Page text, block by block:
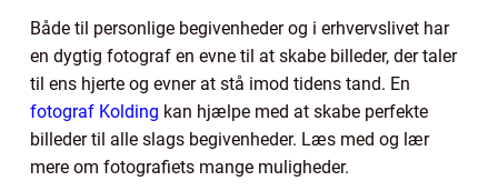
Både til personlige begivenheder og i erhvervslivet har
en dygtig fotograf en evne til at skabe billeder, der taler
til ens hjerte og evner at stå imod tidens tand. En
fotograf Kolding kan hjælpe med at skabe perfekte
billeder til alle slags begivenheder. Læs med og lær
mere om fotografiets mange muligheder.